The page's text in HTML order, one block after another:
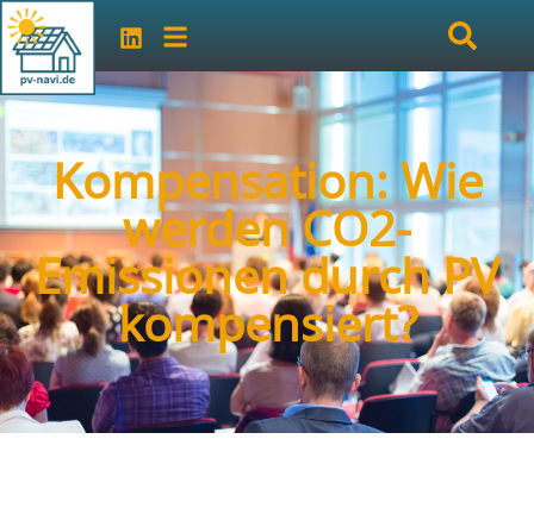
Kompensation: Wie
werden CO2-
Emissionen durch PV
kompensiert?